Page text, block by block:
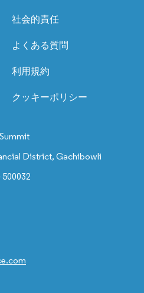
社会的責任
よくある質問
利用規約
クッキーポリシー
District, Gachibowli